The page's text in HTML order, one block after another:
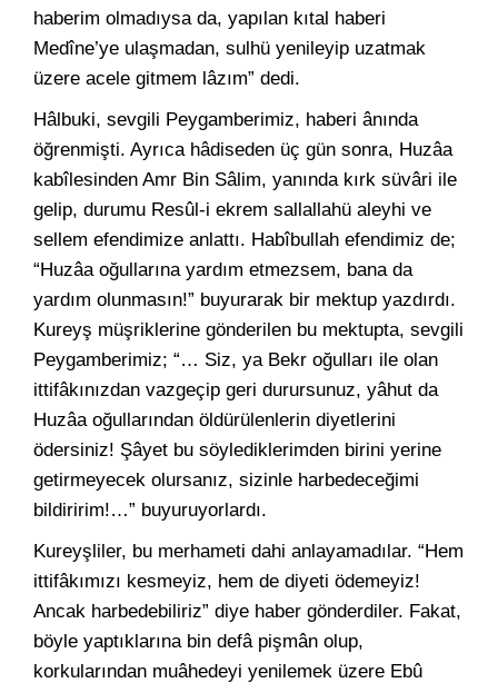
haberim olmadıysa da, yapılan kıtal haberi
Medîne’ye ulaşmadan, sulhü yenileyip uzatmak
üzere acele gitmem lâzım” dedi.
Hâlbuki, sevgili Peygamberimiz, haberi ânında
öğrenmişti. Ayrıca hâdiseden üç gün sonra, Huzâa
kabîlesinden Amr Bin Sâlim, yanında kırk süvâri ile
gelip, durumu Resûl-i ekrem sallallahü aleyhi ve
sellem efendimize anlattı. Habîbullah efendimiz de;
“Huzâa oğullarına yardım etmezsem, bana da
yardım olunmasın!” buyurarak bir mektup yazdırdı.
Kureyş müşriklerine gönderilen bu mektupta, sevgili
Peygamberimiz; “… Siz, ya Bekr oğulları ile olan
ittifâkınızdan vazgeçip geri durursunuz, yâhut da
Huzâa oğullarından öldürülenlerin diyetlerini
ödersiniz! Şâyet bu söylediklerimden birini yerine
getirmeyecek olursanız, sizinle harbedeceğimi
bildiririm!…” buyuruyorlardı.
Kureyşliler, bu merhameti dahi anlayamadılar. “Hem
ittifâkımızı kesmeyiz, hem de diyeti ödemeyiz!
Ancak harbedebiliriz” diye haber gönderdiler. Fakat,
böyle yaptıklarına bin defâ pişmân olup,
korkularından muâhedeyi yenilemek üzere Ebû